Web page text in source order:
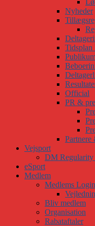
Nyheder
Official
PR &
Partnere
Vejsport
DM Regularity
eSport
Medlem
Medlems
Bliv medlem
Organisation
Rabataftaler